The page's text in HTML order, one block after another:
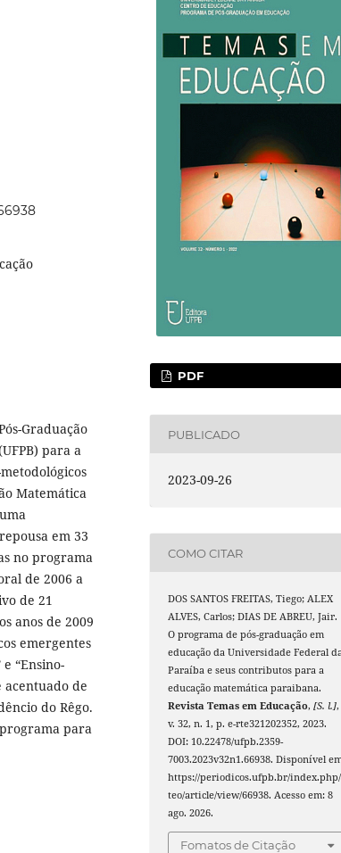
Graduação
para a
Matemática
em 33
no programa
de 2006 a
de 21
anos de 2009
emergentes
“Ensino-
acentuado de
do Rêgo.
para
PDF
PUBLICADO
2023-09-26
COMO CITAR
DOS SANTOS FREITAS, Tiego; ALEX
ALVES, Carlos; DIAS DE ABREU, Jair.
O programa de pós-graduação em
educação da Universidade Federal
Paraíba e seus contributos para a
educação matemática paraibana.
Revista Temas em Educação,[S. l.],
v. 32, n. 1, p. e-rte321202352, 2023.
DOI: 10.22478/ufpb.2359-
7003.2023v32n1.66938. Disponível
https://periodicos.ufpb.br/
teo/article/view/66938. Acesso em: 8
ago. 2026.
Fomatos de Citação